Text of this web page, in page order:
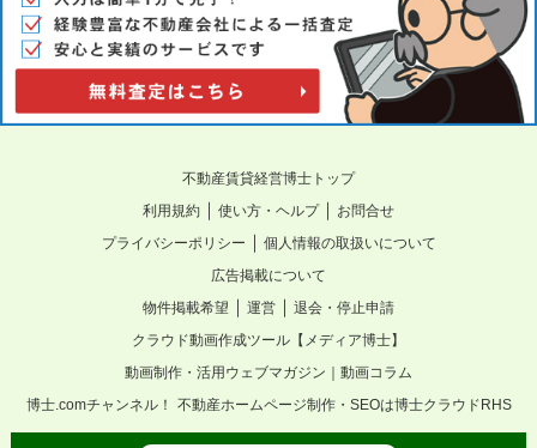
不動産賃貸経営博士トップ
利用規約 ｜ 使い方・ヘルプ｜ お問合せ
プライバシーポリシー ｜ 個人情報の取扱いについて
広告掲載について
物件掲載希望 ｜ 運営 ｜ 退会・停止申請
クラウド動画作成ツール【メディア博士】
動画制作・活用ウェブマガジン｜動画コラム
博士.comチャンネル！
不動産ホームページ制作・SEOは博士クラウドRHS